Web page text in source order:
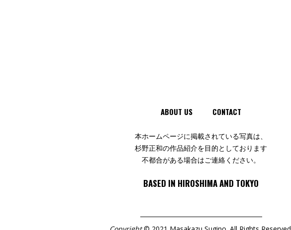
ABOUT US CONTACT
本ホームページに掲載されている写真は、
杉野正和の作品紹介を目的としております
不都合がある場合はご連絡ください。
BASED IN HIROSHIMA AND TOKYO